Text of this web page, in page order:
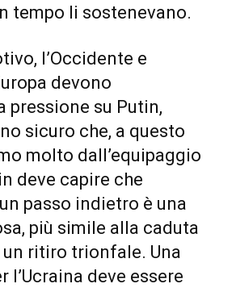
tempo li sostenevano.
l’Occidente e
devono
pressione su Putin,
sicuro che, a questo
molto dall’equipaggio
deve capire che
passo indietro è una
più simile alla caduta
un ritiro trionfale. Una
l’Ucraina deve essere